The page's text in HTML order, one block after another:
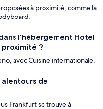
à proximité, comme la
l'hébergement Hotel
proximité ?
avec Cuisine internationale.
de
Frankfurt se trouve à